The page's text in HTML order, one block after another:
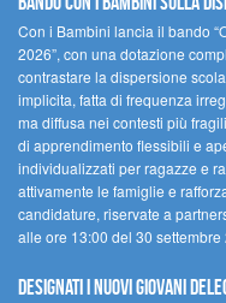
Con i Bambini lancia il bando
2026”, con una dotazione
contrastare la dispersione
implicita, fatta di frequenza
ma diffusa nei contesti più
di apprendimento flessibili e
individualizzati per ragazze e
attivamente le famiglie e
candidature, riservate a
alle ore 13:00 del 30
Designati i nuovi Giovani